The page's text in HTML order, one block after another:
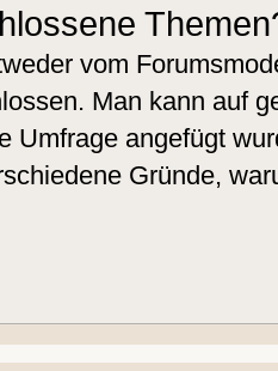
vom
Man kann auf
Umfrage angefügt
Gründe,